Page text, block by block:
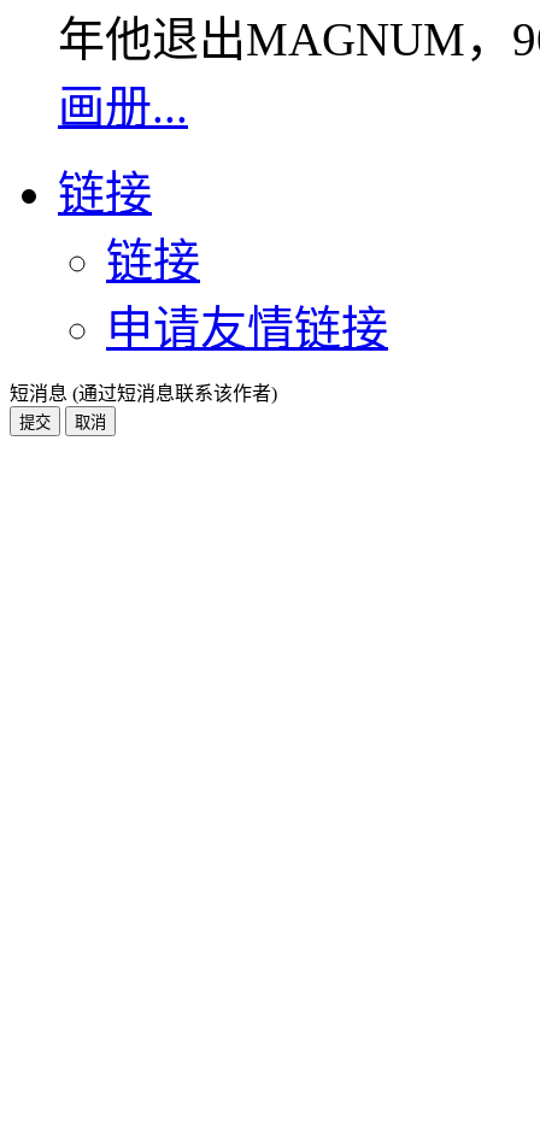
年他退出MAGNUM，
画册...
链接
链接
申请友情链接
短消息 (通过短消息联系该作者)